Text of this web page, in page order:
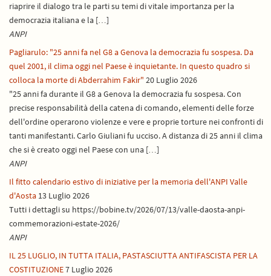
riaprire il dialogo tra le parti su temi di vitale importanza per la
democrazia italiana e la […]
ANPI
Pagliarulo: "25 anni fa nel G8 a Genova la democrazia fu sospesa. Da
quel 2001, il clima oggi nel Paese è inquietante. In questo quadro si
colloca la morte di Abderrahim Fakir" 20 Luglio 2026
"25 anni fa durante il G8 a Genova la democrazia fu sospesa. Con
precise responsabilità della catena di comando, elementi delle forze
dell'ordine operarono violenze e vere e proprie torture nei confronti di
tanti manifestanti. Carlo Giuliani fu ucciso. A distanza di 25 anni il clima
che si è creato oggi nel Paese con una […]
ANPI
Il fitto calendario estivo di iniziative per la memoria dell'ANPI Valle
d'Aosta 13 Luglio 2026
Tutti i dettagli su https://bobine.tv/2026/07/13/valle-daosta-anpi-
commemorazioni-estate-2026/
ANPI
IL 25 LUGLIO, IN TUTTA ITALIA, PASTASCIUTTA ANTIFASCISTA PER LA
COSTITUZIONE7 Luglio 2026